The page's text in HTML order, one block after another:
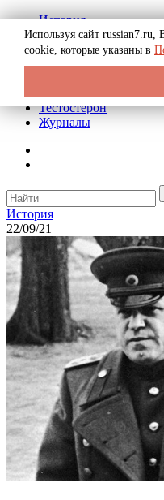
История
Биография
Криминал
Реклама на сайте
Тестостерон
Журналы
История
22/09/21
Используя сайт russian7.ru,
cookie, которые указаны в